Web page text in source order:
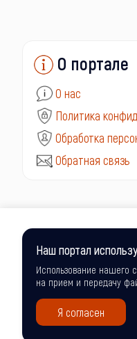
О портале
О нас
Политика
Обработка
Обратная связь
Наш портал
Использование нашего
на прием и передачу
Я согласен